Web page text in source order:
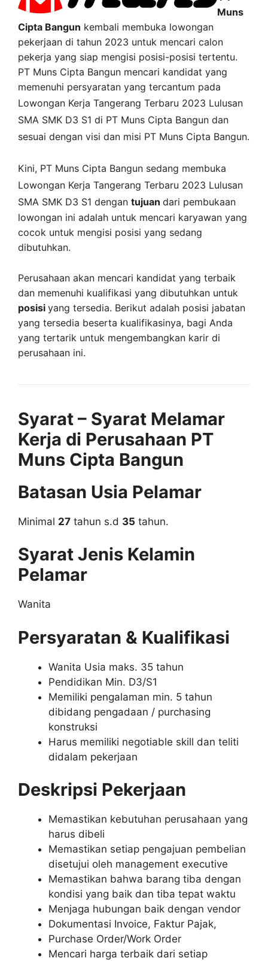
Muns
Cipta Bangun kembali membuka lowongan
pekerjaan di tahun 2023 untuk mencari calon
pekerja yang siap mengisi posisi-posisi tertentu.
PT Muns Cipta Bangun mencari kandidat yang
memenuhi persyaratan yang tercantum pada
Lowongan Kerja Tangerang Terbaru 2023 Lulusan
SMA SMK D3 S1 di PT Muns Cipta Bangun dan
sesuai dengan visi dan misi PT Muns Cipta Bangun.
Kini, PT Muns Cipta Bangun sedang membuka
Lowongan Kerja Tangerang Terbaru 2023 Lulusan
SMA SMK D3 S1 dengan tujuan dari pembukaan
lowongan ini adalah untuk mencari karyawan yang
cocok untuk mengisi posisi yang sedang
dibutuhkan.
Perusahaan akan mencari kandidat yang terbaik
dan memenuhi kualifikasi yang dibutuhkan untuk
posisi yang tersedia. Berikut adalah posisi jabatan
yang tersedia beserta kualifikasinya, bagi Anda
yang tertarik untuk mengembangkan karir di
perusahaan ini.
Syarat – Syarat Melamar
Kerja di Perusahaan PT
Muns Cipta Bangun
Batasan Usia Pelamar
Minimal 27 tahun s.d 35 tahun.
Syarat Jenis Kelamin
Pelamar
Wanita
Persyaratan & Kualifikasi
Wanita Usia maks. 35 tahun
Pendidikan Min. D3/S1
Memiliki pengalaman min. 5 tahun
dibidang pengadaan / purchasing
konstruksi
Harus memiliki negotiable skill dan teliti
didalam pekerjaan
Deskripsi Pekerjaan
Memastikan kebutuhan perusahaan yang
harus dibeli
Memastikan setiap pengajuan pembelian
disetujui oleh management executive
Memastikan bahwa barang tiba dengan
kondisi yang baik dan tiba tepat waktu
Menjaga hubungan baik dengan vendor
Dokumentasi Invoice, Faktur Pajak,
Purchase Order/Work Order
Mencari harga terbaik dari setiap